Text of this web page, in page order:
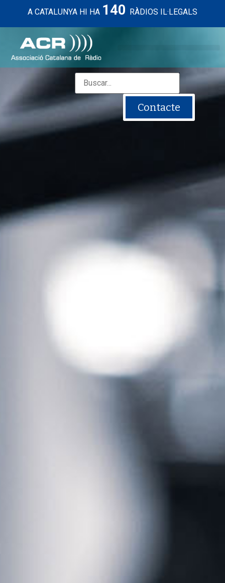
A CATALUNYA HI HA 140 RÀDIOS IL·LEGALS
Contacte